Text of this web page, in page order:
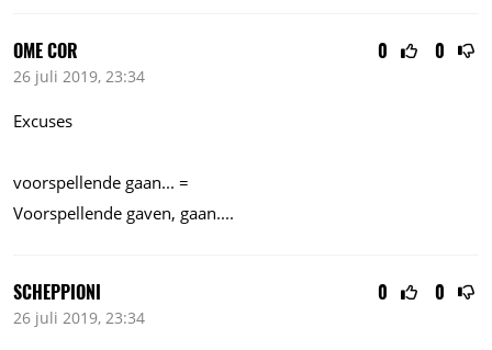
0 0
OME COR
26 juli 2019, 23:34
Excuses
voorspellende gaan... =
Voorspellende gaven, gaan....
0 0
SCHEPPIONI
26 juli 2019, 23:34